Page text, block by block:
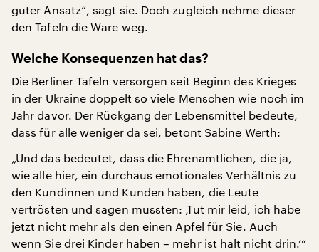
guter Ansatz“, sagt sie. Doch zugleich nehme dieser
den Tafeln die Ware weg.
Welche Konsequenzen hat das?
Die Berliner Tafeln versorgen seit Beginn des Krieges
in der Ukraine doppelt so viele Menschen wie noch im
Jahr davor. Der Rückgang der Lebensmittel bedeute,
dass für alle weniger da sei, betont Sabine Werth:
„Und das bedeutet, dass die Ehrenamtlichen, die ja,
wie alle hier, ein durchaus emotionales Verhältnis zu
den Kundinnen und Kunden haben, die Leute
vertrösten und sagen mussten: ‚Tut mir leid, ich habe
jetzt nicht mehr als den einen Apfel für Sie. Auch
wenn Sie drei Kinder haben – mehr ist halt nicht drin.‘“